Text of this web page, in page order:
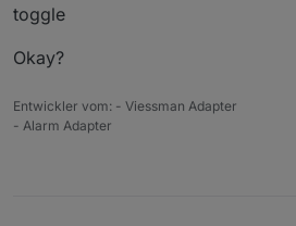
einschalten kann, wie das
und einen Datenpunkt der
toggle
Okay?
Entwickler vom: - Viessman Adapter
- Alarm Adapter